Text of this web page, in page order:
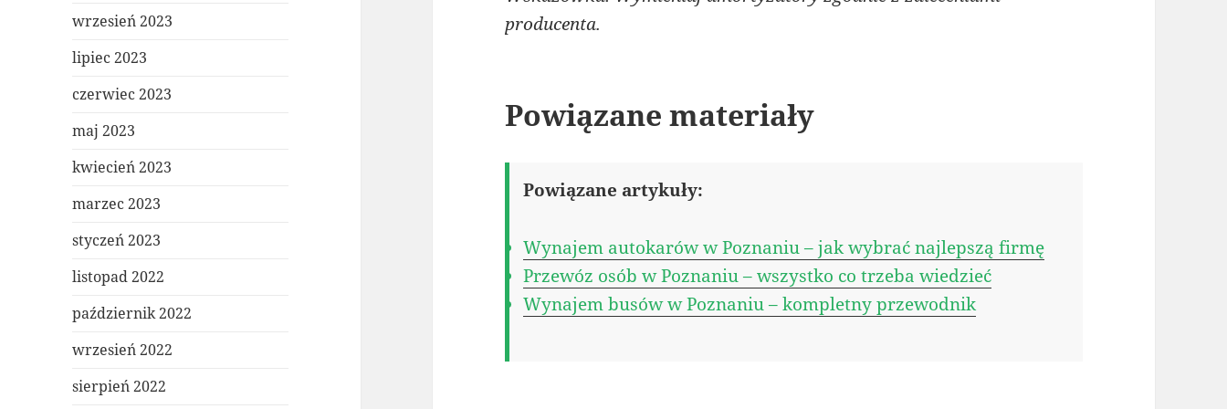
wrzesień 2023
lipiec 2023
czerwiec 2023
maj 2023
kwiecień 2023
marzec 2023
styczeń 2023
listopad 2022
październik 2022
wrzesień 2022
sierpień 2022
producenta.
Powiązane materiały
Powiązane artykuły:
Wynajem autokarów w Poznaniu – jak wybrać najlepszą firmę
Przewóz osób w Poznaniu – wszystko co trzeba wiedzieć
Wynajem busów w Poznaniu – kompletny przewodnik